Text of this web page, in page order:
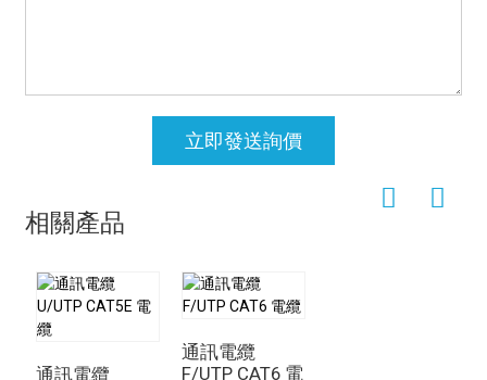
立即發送詢價
相關產品
通訊電纜
通訊電纜
F/UTP CAT6 電